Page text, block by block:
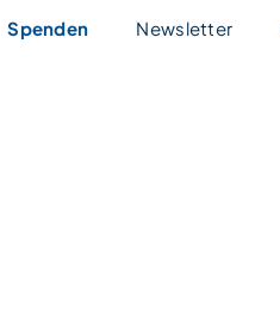
Spenden Newsletter